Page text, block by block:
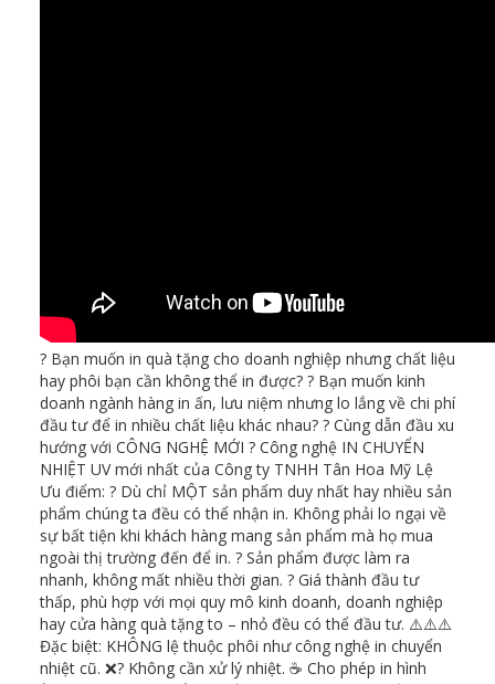
? Bạn muốn in quà tặng cho doanh nghiệp nhưng chất liệu
hay phôi bạn cần không thể in được? ? Bạn muốn kinh
doanh ngành hàng in ấn, lưu niệm nhưng lo lắng về chi phí
đầu tư để in nhiều chất liệu khác nhau? ? Cùng dẫn đầu xu
hướng với CÔNG NGHỆ MỚI ? Công nghệ IN CHUYỂN
NHIỆT UV mới nhất của Công ty TNHH Tân Hoa Mỹ Lệ
Ưu điểm: ? Dù chỉ MỘT sản phẩm duy nhất hay nhiều sản
phẩm chúng ta đều có thể nhận in. Không phải lo ngại về
sự bất tiện khi khách hàng mang sản phẩm mà họ mua
ngoài thị trường đến để in. ? Sản phẩm được làm ra
nhanh, không mất nhiều thời gian. ? Giá thành đầu tư
thấp, phù hợp với mọi quy mô kinh doanh, doanh nghiệp
hay cửa hàng quà tặng to – nhỏ đều có thể đầu tư. ⚠️⚠️⚠️
Đặc biệt: KHÔNG lệ thuộc phôi như công nghệ in chuyển
nhiệt cũ. ❌? Không cần xử lý nhiệt. ☕ Cho phép in hình